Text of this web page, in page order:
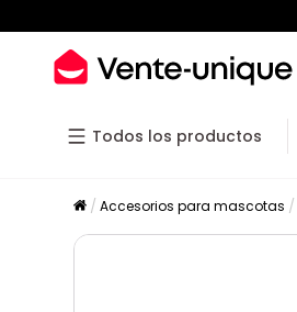
Todos los productos
Accesorios para mascotas